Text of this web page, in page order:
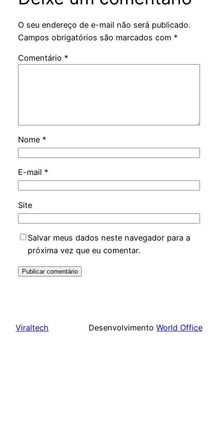
O seu endereço de e-mail não será publicado.
Campos obrigatórios são marcados com *
Comentário *
Nome *
E-mail *
Site
Salvar meus dados neste navegador para a
próxima vez que eu comentar.
Viraltech Desenvolvimento World Office